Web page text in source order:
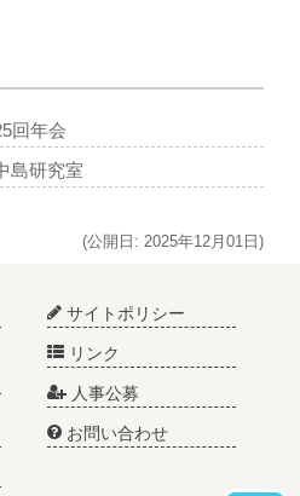
回年会
島研究室
(公開日: 2025年12月01日)
サイトポリシー
リンク
人事公募
お問い合わせ